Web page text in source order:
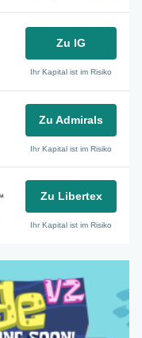
Zu IG
Ihr Kapital ist im Risiko
Zu Admirals
Ihr Kapital ist im Risiko
Zu Libertex
Ihr Kapital ist im Risiko